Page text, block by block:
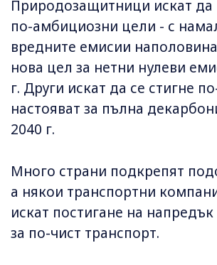
Природозащитници искат да
по-амбициозни цели - с
вредните емисии
нова цел за нетни нулеви
г. Други искат да се стигне
настояват за пълна
2040 г.
Много страни подкрепят
а някои транспортни
искат постигане на
за по-чист транспорт.